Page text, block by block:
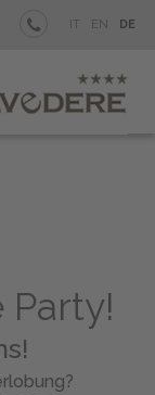
IT EN DE
Party!